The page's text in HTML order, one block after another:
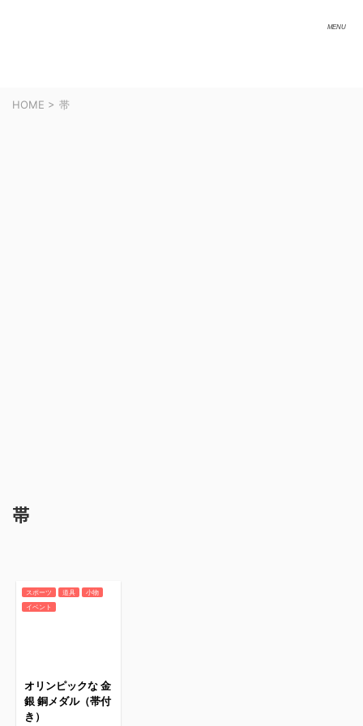
HOME > 帯
帯
スポーツ 道具
小物
イベント
オリンピックな 金
銀 銅メダル（帯付
き）